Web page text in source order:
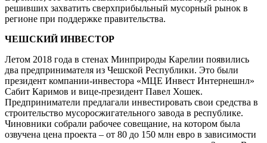
решивших захватить сверхприбыльный мусорный рынок в
регионе при поддержке правительства.
ЧЕШСКИЙ ИНВЕСТОР
Летом 2018 года в стенах Минприроды Карелии появились
два предпринимателя из Чешской Республики. Это были
президент компании-инвестора «МЦЕ Инвест Интернешнл»
Сабит Каримов и вице-президент Павел Хошек.
Предприниматели предлагали инвестировать свои средства в
строительство мусоросжигательного завода в республике.
Чиновники собрали рабочее совещание, на котором была
озвучена цена проекта – от 80 до 150 млн евро в зависимости